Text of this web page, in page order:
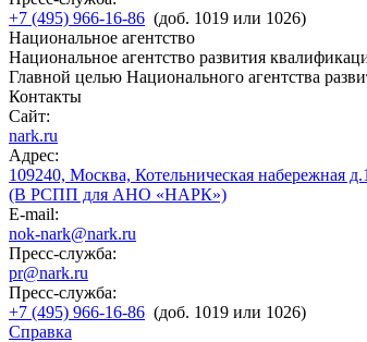
+7 (495) 966-16-86 (доб. 1019 или 1026)
Национальное агентство
Национальное агентство развития
Главной целью Национального агентства
Контакты
Сайт:
nark.ru
Адрес:
109240, Москва, Котельническая набережная
(В РСПП для АНО «НАРК»)
E-mail:
nok-nark@nark.ru
Пресс-служба:
pr@nark.ru
Пресс-служба:
+7 (495) 966-16-86 (доб. 1019 или 1026)
Справка